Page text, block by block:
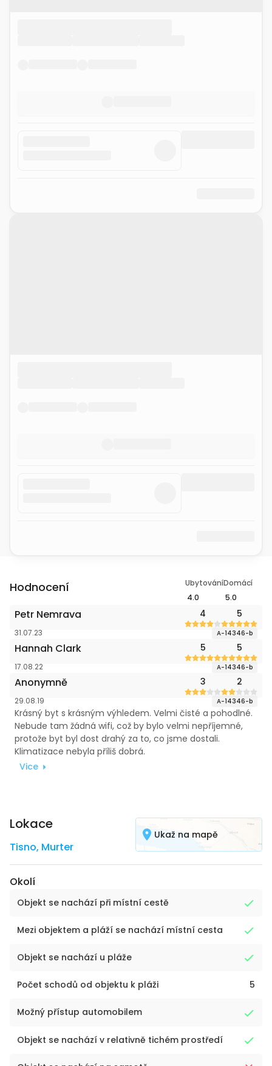
Hodnocení
Ubytování
4.0
Domácí
5.0
Petr Nemrava 4 5
31.07.23 A-14346-b
Hannah Clark 5 5
17.08.22 A-14346-b
Anonymně 3 2
29.08.19 A-14346-b
Krásný byt s krásným výhledem. Velmi čisté a pohodlné.
Nebude tam žádná wifi, což by bylo velmi nepříjemné,
protože byt byl dost drahý za to, co jsme dostali.
Klimatizace nebyla příliš dobrá.
Vice
Lokace
Tisno, Murter
Ukaž na mapě
Okolí
Objekt se nachází při místní cestě
Mezi objektem a pláží se nachází místní cesta
Objekt se nachází u pláže
Počet schodů od objektu k pláži 5
Možný přístup automobilem
Objekt se nachází v relativně tichém prostředí